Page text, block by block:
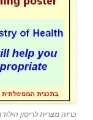
כרזה מצרית לריסון